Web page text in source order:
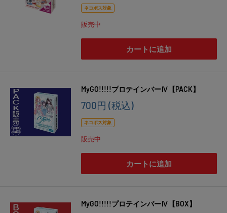
価
格
ネコポス対象
販売中
カートに追加
MyGO!!!!!プロテインバーⅣ【PACK】
販
価
格
700円 (税込)
ネコポス対象
販売中
カートに追加
MyGO!!!!!プロテインバーⅣ【BOX】